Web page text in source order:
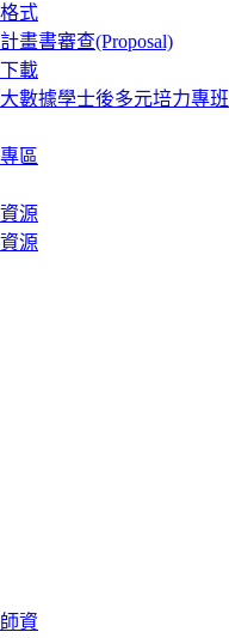
式
畫書審查(Proposal)
載
數據學士後多元培力專班
區
源
源
資